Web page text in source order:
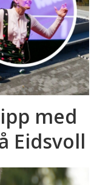
med
Eidsvoll